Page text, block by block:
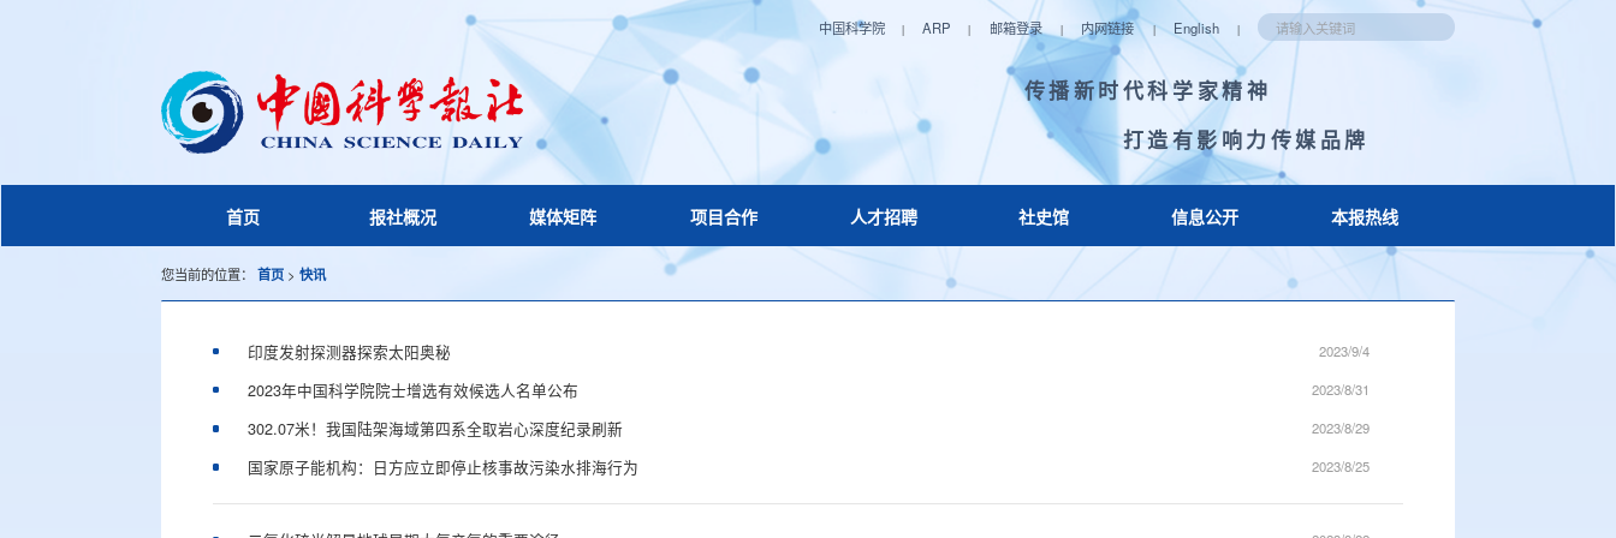
中国科学院 | ARP | 邮箱登录 | 内网链接 | English |
传播新时代科学家精神
打造有影响力传媒品牌
首页(current) 报社概况 媒体矩阵 项目合作 人才招聘 社史馆 信息公开 本报热线
您当前的位置： 首页 >快讯
印度发射探测器探索太阳奥秘 2023/9/4
2023年中国科学院院士增选有效候选人名单公布 2023/8/31
302.07米！我国陆架海域第四系全取岩心深度纪录刷新 2023/8/29
国家原子能机构：日方应立即停止核事故污染水排海行为 2023/8/25